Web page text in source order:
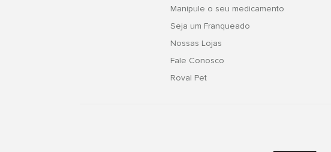
Manipule o seu medicamento
Seja um Franqueado
Nossas Lojas
Fale Conosco
Roval Pet